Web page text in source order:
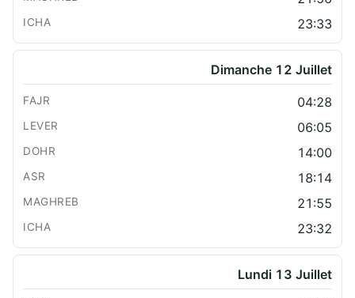
23:33
Dimanche 12 Juillet
04:28
06:05
14:00
18:14
21:55
23:32
Lundi 13 Juillet